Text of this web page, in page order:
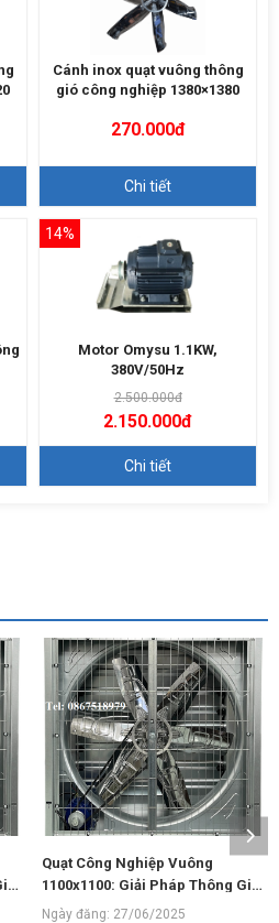
Cánh inox quạt vuông thông
gió công nghiệp 1380×1380
270.000đ
Chi tiết
14%
Motor Omysu 1.1KW,
380V/50Hz
2.500.000đ
2.150.000đ
Chi tiết
Gió
Quạt Công Nghiệp Vuông
1220x1220: Giải Pháp Thông
Mạnh Mẽ
Ngày đăng: 27/06/2025